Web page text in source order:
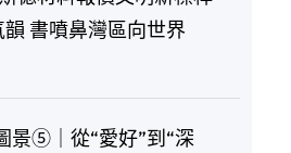
書噴鼻灣區向世界
景⑤｜從“愛好”到“深